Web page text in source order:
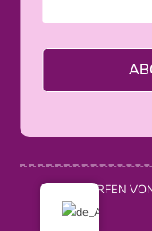
ENTWORFEN